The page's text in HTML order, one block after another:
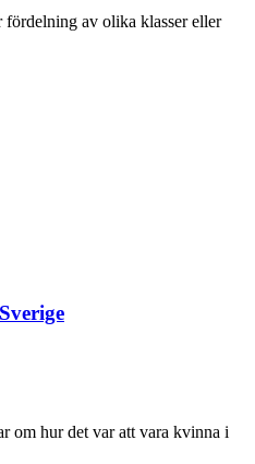
fördelning av olika klasser eller
om hur det var att vara kvinna i